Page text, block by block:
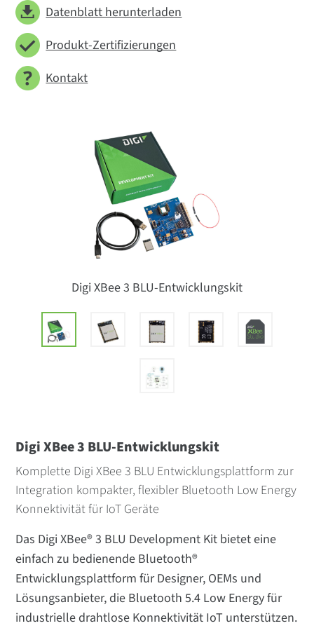
Digi XBee 3 BLU-Entwicklungskit
Datenblatt herunterladen
Produkt-Zertifizierungen
Kontakt
Digi XBee 3 BLU-Entwicklungskit
Komplette Digi XBee 3 BLU Entwicklungsplattform zur
Integration kompakter, flexibler Bluetooth Low Energy
Konnektivität für IoT Geräte
Das Digi XBee® 3 BLU Development Kit bietet eine
einfach zu bedienende Bluetooth®
Entwicklungsplattform für Designer, OEMs und
Lösungsanbieter, die Bluetooth 5.4 Low Energy für
industrielle drahtlose Konnektivität IoT unterstützen.